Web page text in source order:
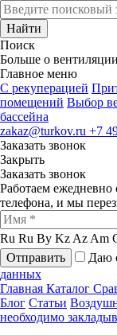
Найти
Поиск
Больше о вентиляции
Главное меню
C рекуперацией
помещений Выбор
бассейна
zakaz@turkov.ru +7
Заказать звонок
Закрыть
Заказать звонок
Работаем
телефона, и мы
Ru Ru By Kz Az Am
Отправить
Даю
данных
Главная Каталог
Блог Статьи
необходимо